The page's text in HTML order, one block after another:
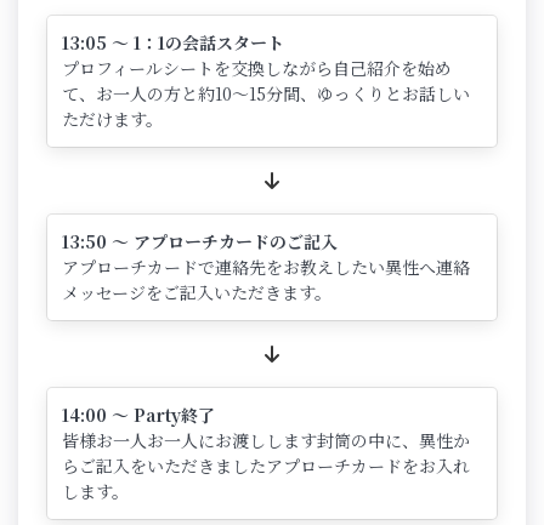
13:05 ～ 1：1の会話スタート
プロフィールシートを交換しながら自己紹介を始め
て、お一人の方と約10～15分間、ゆっくりとお話しい
ただけます。
13:50 ～ アプローチカードのご記入
アプローチカードで連絡先をお教えしたい異性へ連絡
メッセージをご記入いただきます。
14:00 ～ Party終了
皆様お一人お一人にお渡しします封筒の中に、異性か
らご記入をいただきましたアプローチカードをお入れ
します。